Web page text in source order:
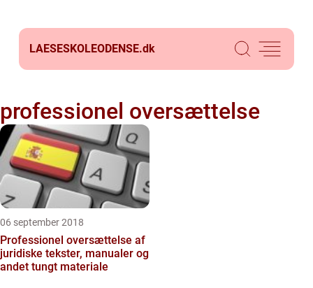
LAESESKOLEODENSE.dk
professionel oversættelse
06 september 2018
Professionel oversættelse af
juridiske tekster, manualer og
andet tungt materiale